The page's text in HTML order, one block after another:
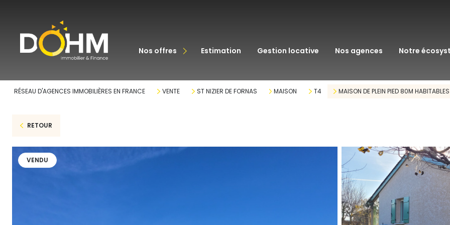
nos offres
acheter estimation gestion locative nos agences notre
courtage en
RÉSEAU D'AGENCES IMMOBILIÈRES EN FRANCE VENTE ST NIZIER DE FORNAS MAISON T4 MAISON DE PLEIN PIED 80M
RETOUR
VENDU